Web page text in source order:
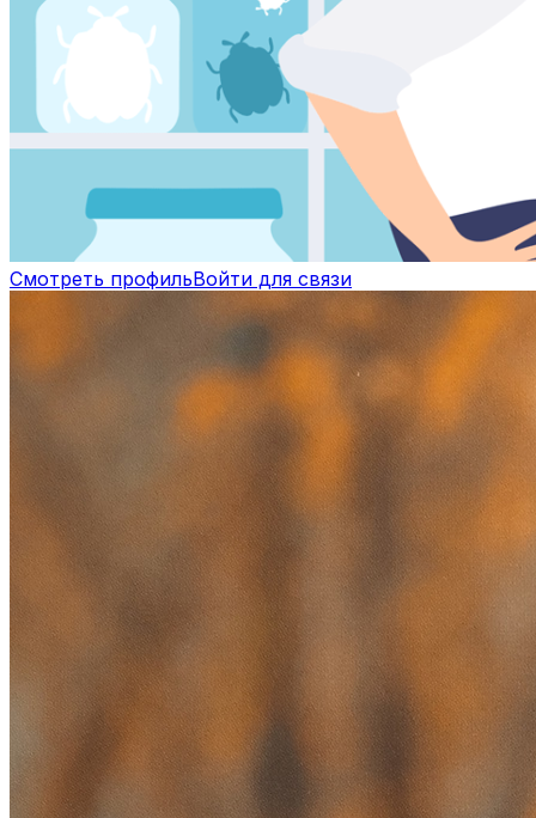
Смотреть профильВойти для связи